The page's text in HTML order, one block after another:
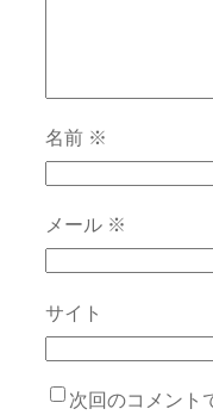
名前 ※
メール ※
サイト
次回のコメント